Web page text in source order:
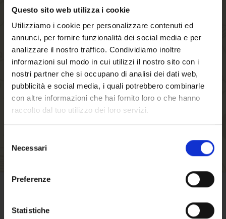
Benvenuto su forst.it
Questo sito web utilizza i cookie
Utilizziamo i cookie per personalizzare contenuti ed
annunci, per fornire funzionalità dei social media e per
analizzare il nostro traffico. Condividiamo inoltre
informazioni sul modo in cui utilizzi il nostro sito con i
nostri partner che si occupano di analisi dei dati web,
pubblicità e social media, i quali potrebbero combinarle
con altre informazioni che hai fornito loro o che hanno
raccolto dal tuo utilizzo dei loro servizi.
delNecessari
Preferenze
Statistiche
Creando un account sul nostro negozio, sarai in
grado di muoverti più velocemente attraverso il
processo di checkout, memorizzare più indirizzi
di spedizione, visualizzare e tracciare i tuoi
ordini nel tuo account e molto altro.
CREA UN ACCOUNT
CONDIZIONI DI VENDITA